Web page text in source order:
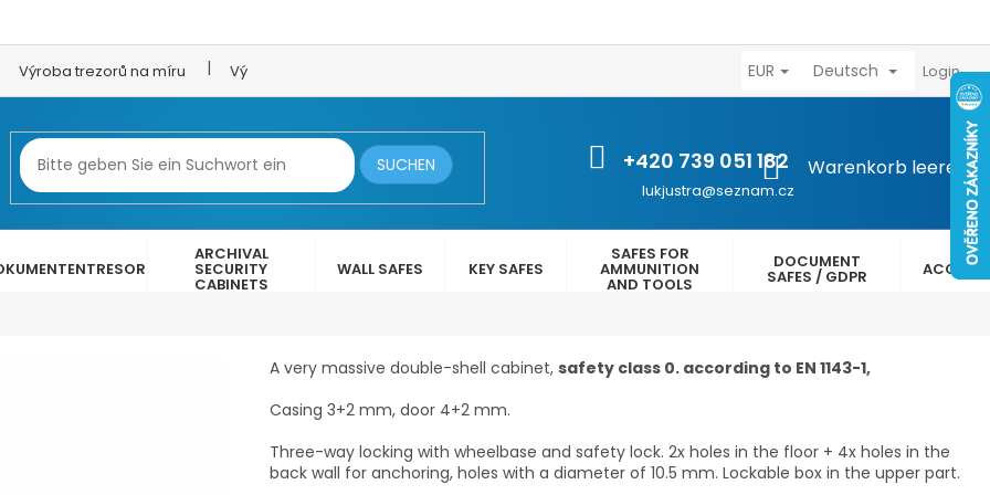
+420 739 051 182
lukjustra@seznam.cz
Výroba trezorů na míru Výroba trezorových dveří Reklamační řád Obchodní
EUR Deutsch Login
SUCHEN WARENKORB
Warenkorb leeren
ARCHIVAL
SECURITY
CABINETS
WALL SAFES KEY SAFES
SAFES FOR
AMMUNITION
AND TOOLS
DOCUMENT
SAFES / GDPR
A very massive double-shell cabinet, safety class 0. according to EN 1143-1,
Casing 3+2 mm, door 4+2 mm.
Three-way locking with wheelbase and safety lock. 2x holes in the floor + 4x holes in the
back wall for anchoring, holes with a diameter of 10.5 mm. Lockable box in the upper part.